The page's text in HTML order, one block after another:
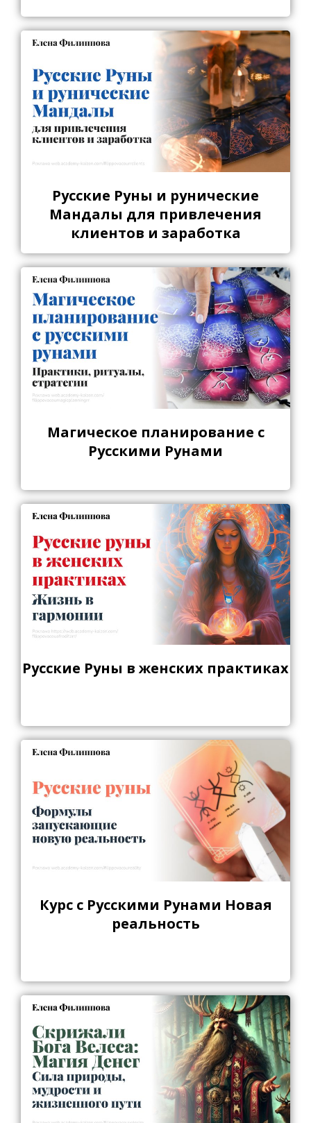
Русские Руны и рунические
Мандалы для привлечения
клиентов и заработка
Магическое планирование с
Русскими Рунами
Русские Руны в женских практиках
Курс с Русскими Рунами Новая
реальность